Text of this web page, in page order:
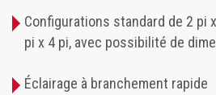
Configurations standard de 2 pi
pi x 4 pi, avec possibilité de
Éclairage à branchement rapide